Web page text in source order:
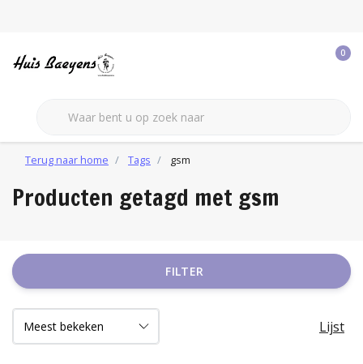
0
Terug naar home Tags gsm
Producten getagd met gsm
FILTER
Lijst